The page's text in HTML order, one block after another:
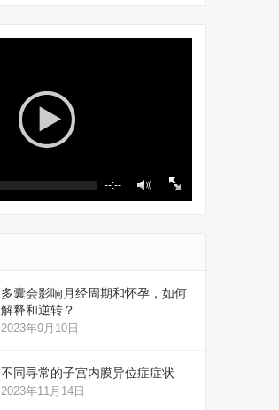
--:--
多囊会影响月经周期和怀孕，如何
解释和逆转？
2023年9月10日
不同寻常的子宫内膜异位症症状
2023年11月14日